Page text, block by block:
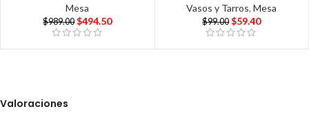
Mesa
$989.00 $494.50
Vasos y Tarros,Mesa
$99.00 $59.40
Valoraciones